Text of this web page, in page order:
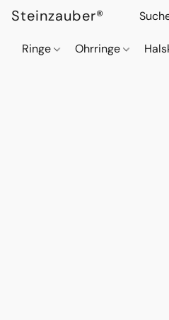
Steinzauber®
Ringe Ohrringe